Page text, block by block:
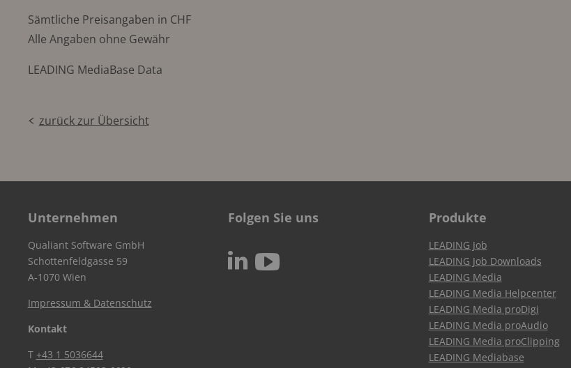
Sämtliche Preisangaben in CHF
Alle Angaben ohne Gewähr
LEADING MediaBase Data
zurück zur Übersicht
Unternehmen
Qualiant Software GmbH
Schottenfeldgasse 59
A-1070 Wien
Impressum & Datenschutz
Kontakt
T +43 1 5036644
Folgen Sie uns
N c
Produkte
LEADING Job
LEADING Job Downloads
LEADING Media
LEADING Media Helpcenter
LEADING Media proDigi
LEADING Media proAudio
LEADING Media proClipping
LEADING Mediabase